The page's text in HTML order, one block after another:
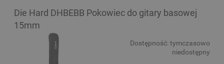
Die Hard DHBEBB Pokowiec do gitary basowej
15mm
Dostępność: tymczasowo
niedostępny